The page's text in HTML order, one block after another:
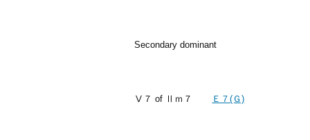
Secondary dominant
Ⅴ７ of Ⅱｍ７ Ｅ７(Ｇ)